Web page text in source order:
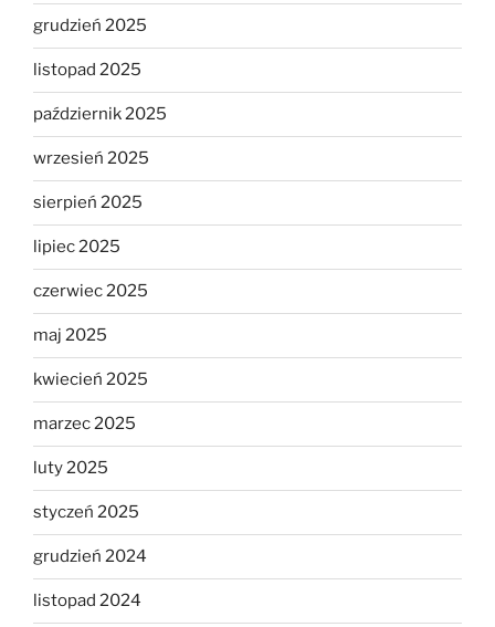
grudzień 2025
listopad 2025
październik 2025
wrzesień 2025
sierpień 2025
lipiec 2025
czerwiec 2025
maj 2025
kwiecień 2025
marzec 2025
luty 2025
styczeń 2025
grudzień 2024
listopad 2024